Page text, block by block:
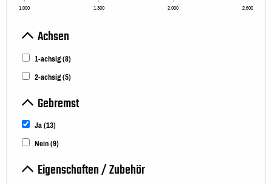
1.000 1.300 2.000 2.600
Achsen
1-achsig(8)
2-achsig(5)
Gebremst
Ja(13)
Nein(9)
Eigenschaften / Zubehör